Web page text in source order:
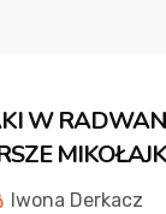
W
Iwona Derkacz